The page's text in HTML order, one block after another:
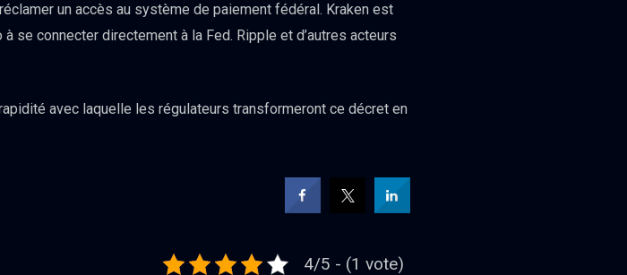
un accès au système de paiement fédéral. Kraken est
se connecter directement à la Fed. Ripple et d’autres acteurs
avec laquelle les régulateurs transformeront ce décret en
4/5 - (1 vote)